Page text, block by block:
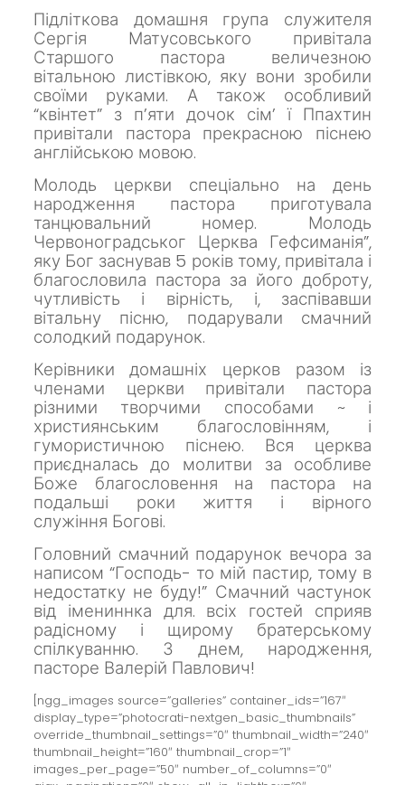
Підліткова домашня група служителя
Сергія Матусовського привітала
Старшого пастора величезною
вітальною листівкою, яку вони зробили
своїми руками. А також особливий
“квінтет” з п’яти дочок сім’ ї Ппахтин
привітали пастора прекрасною піснею
англійською мовою.
Молодь церкви спеціально на день
народження пастора приготувала
танцювальний номер. Молодь
Червоноградськог Церква Гефсиманія”,
яку Бог заснував 5 років тому, привітала і
благословила пастора за його доброту,
чутливість і вірність, і, заспівавши
вітальну пісню, подарували смачний
солодкий подарунок.
Керівники домашніх церков разом із
членами церкви привітали пастора
різними творчими способами ~ і
християнським благословінням, і
гумористичною піснею. Вся церква
приєдналась до молитви за особливе
Боже благословення на пастора на
подальші роки життя і вірного
служіння Богові.
Головний смачний подарунок вечора за
написом “Господь- то мій пастир, тому в
недостатку не буду!” Смачний частунок
від імениннка для. всіх гостей сприяв
радісному і щирому братерському
спілкуванню. З днем, народження,
пасторе Валерій Павлович!
[ngg_images source=”galleries” container_ids=”167″
display_type=”photocrati-nextgen_basic_thumbnails”
override_thumbnail_settings=”0″ thumbnail_width=”240″
thumbnail_height=”160″ thumbnail_crop=”1″
images_per_page=”50″ number_of_columns=”0″